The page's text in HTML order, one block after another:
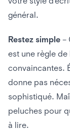
général.
Restez simple –
est une règle
convaincantes.
donne pas
sophistiqué.
peluches pour
à lire.